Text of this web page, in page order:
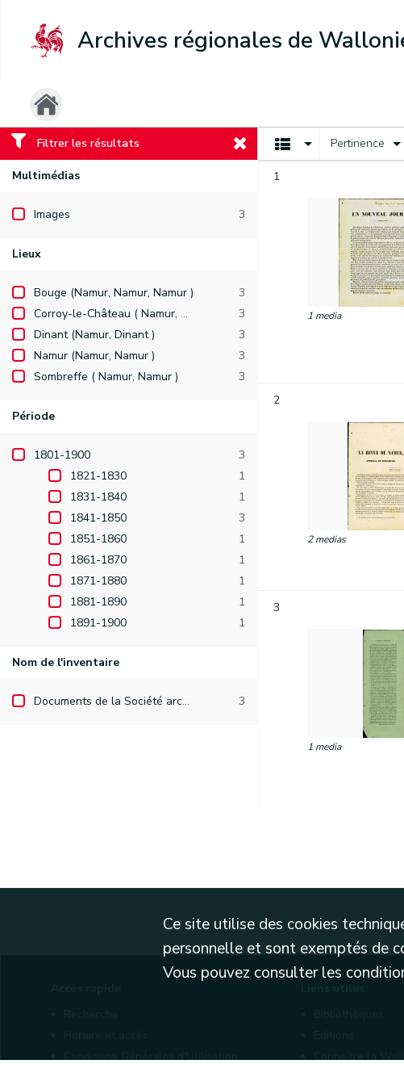
Archives régionales de
Filtrer les résultats
Multimédias
Images 3
Lieux
Bouge (Namur, Namur, Namur )
3
Corroy-le-Château ( Namur, Namur, Gembloux )
3
Dinant (Namur, Dinant )
3
Namur (Namur, Namur )
3
Sombreffe ( Namur, Namur )
3
Période
1801-1900
3
1821-1830
1
1831-1840
1
1841-1850
3
1851-1860
1
1861-1870
1
1871-1880
1
1881-1890
1
1891-1900
1
Nom de l'inventaire
Documents de la Société archéologique de Namur 3
Pertinence
1
1 media
2
2 medias
3
1 media
Conditions Générales d'Utilisation
Connaître la
Ce site utilise des cookies
personnelle et sont exemptés de
Vous pouvez consulter les